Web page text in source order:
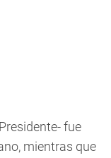
fue
mientras que